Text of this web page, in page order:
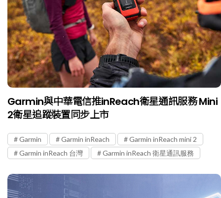
Garmin與中華電信推inReach衛星通訊服務 Mini
2衛星追蹤裝置同步上市
Garmin Garmin inReach
Garmin inReach mini 2
Garmin inReach 台灣
Garmin inReach 衛星通訊服務